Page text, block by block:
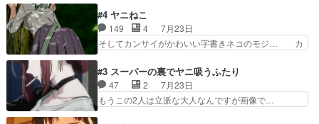
題解決特筆する事は無いが、… 今週もありがとう
ございます耳がヒクヒクな… 時計台に登ってるの
見ると挟まれないか心配…
を魔物と人間に殺された鏡の生い立ち。… 勇者た
ちを信じてアリスを預ける、鏡を信じ… 勇者パー
ティが仲間になった！？会話が通じ… 鏡の過去、
辛すぎて胸が苦しくなりました…… 最初、勇者パ
コちゃんの性別が間違えられ… 鏡の両親がモンス
ターと人間にそれぞれ命を… 胸が苦しくなるほど
鏡くんの過去がとても残…
#4 ヤニねこ
149 4
7月23日
そしてカンサイがかわいい字書きネコのモジ… カ
は『ちんこ』によってリミッターが外れ… 今回は
汚い要素あまりなく普通にギャグアニ… あとアイ
キャッチが釈迦だったの本当に最高… まー、今回
もコンプライアンス違反にどこま… 達郎のオチに
#3 スーパーの裏でヤニ吸うふたり
47 2
7月23日
もうこの2人は立派な大人なんですが画像で…